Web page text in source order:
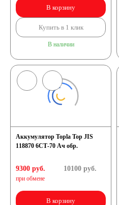
В корзину
Купить в 1 клик
В наличии
Аккумулятор Topla Top JIS
118870 6СТ-70 Ач обр.
9300 руб.
при обмене
10100руб.
В корзину